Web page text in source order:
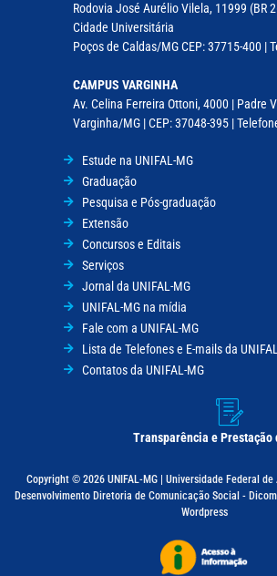
Rodovia José Aurélio Vilela, 11999 (BR
Cidade Universitária
Poços de Caldas/MG CEP: 37715-400 |
CAMPUS VARGINHA
Av. Celina Ferreira Ottoni, 4000 | Padre
Varginha/MG | CEP: 37048-395 |
Estude na UNIFAL-MG
Graduação
Pesquisa e Pós-graduação
Extensão
Concursos e Editais
Serviços
Jornal da UNIFAL-MG
UNIFAL-MG na mídia
Fale com a UNIFAL-MG
Lista de Telefones e E-mails da
Contatos da UNIFAL-MG
Transparência e Prestação
Copyright © 2026 UNIFAL-MG | Universidade Federal
Desenvolvimento Diretoria de Comunicação Social -
Wordpress